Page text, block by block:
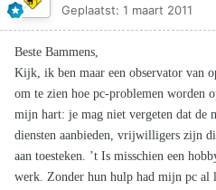
Geplaatst: 1 maart 2011
Beste Bammens,
Kijk, ik ben maar een observator van
om te zien hoe pc-problemen worden
mijn hart: je mag niet vergeten dat de
diensten aanbieden, vrijwilligers zijn
aan toesteken. ’t Is misschien een
werk. Zonder hun hulp had mijn pc al